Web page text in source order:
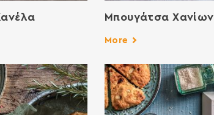
Μπουγάτσα Χανίων
More